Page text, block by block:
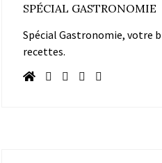
SPÉCIAL GASTRONOMIE
Spécial Gastronomie, votre
recettes.